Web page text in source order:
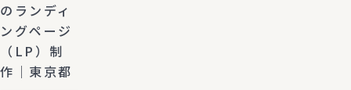
のランディ
ングページ
（LP）制
作｜東京都